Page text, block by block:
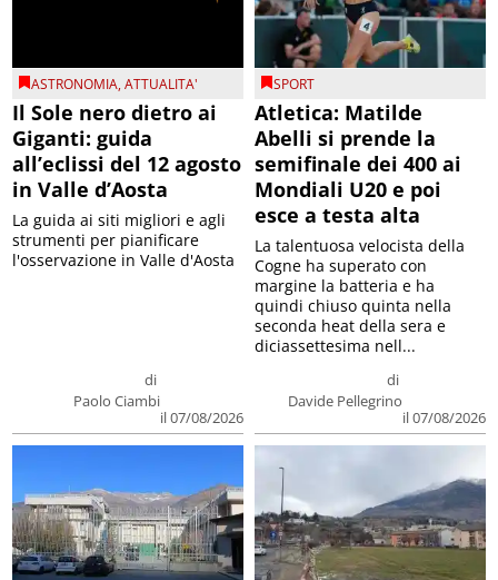
ASTRONOMIA,ATTUALITA'
Il Sole nero dietro ai
Giganti: guida
all’eclissi del 12 agosto
in Valle d’Aosta
di
Paolo Ciambi
il 07/08/2026
La guida ai siti migliori e agli
strumenti per pianificare
l'osservazione in Valle d'Aosta
SPORT
Atletica: Matilde
Abelli si prende la
semifinale dei 400 ai
Mondiali U20 e poi
esce a testa alta
di
Davide Pellegrino
il 07/08/2026
La talentuosa velocista della
Cogne ha superato con
margine la batteria e ha
quindi chiuso quinta nella
seconda heat della sera e
diciassettesima nell...